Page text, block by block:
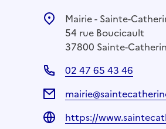
Mairie - Sainte-
54 rue Boucicault
37800 Sainte-
02 47 65 43 46
https://